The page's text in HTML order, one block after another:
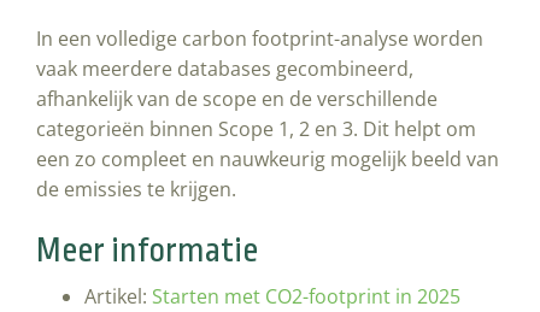
In een volledige carbon footprint-analyse worden
vaak meerdere databases gecombineerd,
afhankelijk van de scope en de verschillende
categorieën binnen Scope 1, 2 en 3. Dit helpt om
een zo compleet en nauwkeurig mogelijk beeld van
de emissies te krijgen.
Meer informatie
Artikel: Starten met CO2-footprint in 2025